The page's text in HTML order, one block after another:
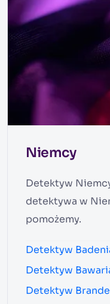
Niemcy
Detektyw
detektywa w
pomożemy.
Detektyw
Detektyw
Detektyw